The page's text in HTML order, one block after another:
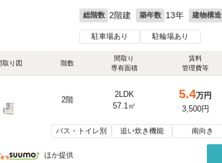
総階数 2階建 築年数 13年 建物構造
駐車場あり 駐輪場あり
取り図 階数
間取り
専有面積
賃料
管理費等
2階
2LDK
57.1㎡
5.4万円
3,500円
バス・トイレ別 追い炊き機能 南向き
ほか提供